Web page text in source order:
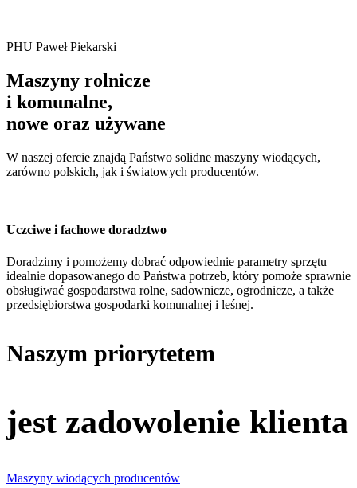
PHU Paweł Piekarski
Maszyny rolnicze
i komunalne,
nowe oraz używane
W naszej ofercie znajdą Państwo solidne maszyny wiodących,
zarówno polskich, jak i światowych producentów.
Uczciwe i fachowe doradztwo
Doradzimy i pomożemy dobrać odpowiednie parametry sprzętu
idealnie dopasowanego do Państwa potrzeb, który pomoże sprawnie
obsługiwać gospodarstwa rolne, sadownicze, ogrodnicze, a także
przedsiębiorstwa gospodarki komunalnej i leśnej.
Naszym priorytetem
jest zadowolenie klienta
Maszyny wiodących producentów